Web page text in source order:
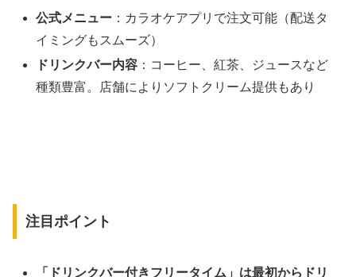
公式メニュー ：カラオケアプリで注文可能（配送タ
イミングもスムーズ）
ドリンクバー内容 ：コーヒー、紅茶、ジュースなど
種類豊富。店舗によりソフトクリーム提供もあり
注目ポイント
「ドリンクバー付きフリータイム」は最初からドリ